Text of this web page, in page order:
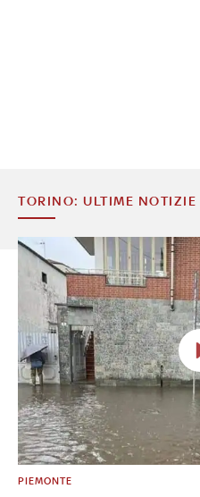
TORINO: ULTIME NOTIZIE
PIEMONTE